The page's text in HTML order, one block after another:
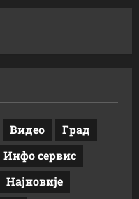
Видео
Град
Инфо сервис
Најновије